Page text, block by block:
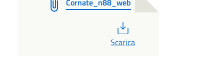
Scarica